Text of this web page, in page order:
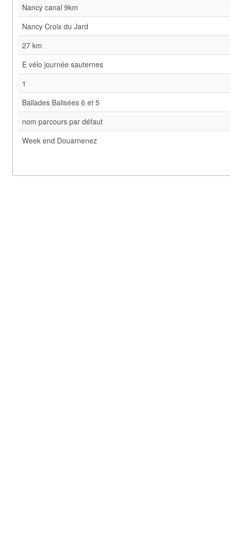
Nancy canal 9km
Nancy Croix du Jard
27 km
E vélo journée sauternes
1
Ballades Balisées 6 et 5
nom parcours par défaut
Week end Douarnenez